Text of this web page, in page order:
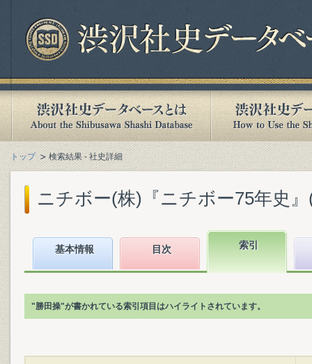
トップ 検索結果 - 社史詳細
ニチボー(株)『ニチボー75年史
基本情報 目次 索引
"勝田操"が書かれている索引項目はハイライトされています。